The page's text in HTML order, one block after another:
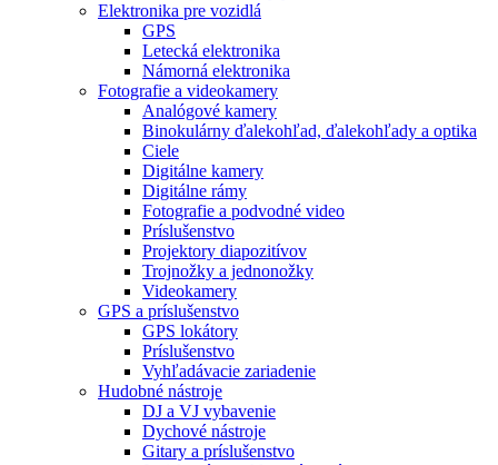
Elektronika pre vozidlá
GPS
Letecká elektronika
Námorná elektronika
Fotografie a videokamery
Analógové kamery
Binokulárny ďalekohľad, ďalekohľady a optika
Ciele
Digitálne kamery
Digitálne rámy
Fotografie a podvodné video
Príslušenstvo
Projektory diapozitívov
Trojnožky a jednonožky
Videokamery
GPS a príslušenstvo
GPS lokátory
Príslušenstvo
Vyhľadávacie zariadenie
Hudobné nástroje
DJ a VJ vybavenie
Dychové nástroje
Gitary a príslušenstvo